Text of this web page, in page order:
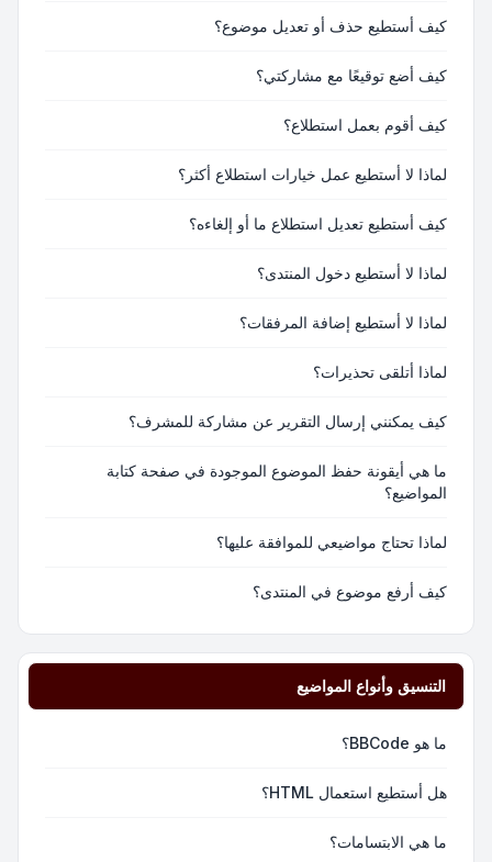
كيف أستطيع حذف أو تعديل موضوع؟
كيف أضع توقيعًا مع مشاركتي؟
كيف أقوم بعمل استطلاع؟
لماذا لا أستطيع عمل خيارات استطلاع أكثر؟
كيف أستطيع تعديل استطلاع ما أو إلغاءه؟
لماذا لا أستطيع دخول المنتدى؟
لماذا لا أستطيع إضافة المرفقات؟
لماذا أتلقى تحذيرات؟
كيف يمكنني إرسال التقرير عن مشاركة للمشرف؟
ما هي أيقونة حفظ الموضوع الموجودة في صفحة كتابة
المواضيع؟
لماذا تحتاج مواضيعي للموافقة عليها؟
كيف أرفع موضوع في المنتدى؟
التنسيق وأنواع المواضيع
ما هو BBCode؟
هل أستطيع استعمال HTML؟
ما هي الابتسامات؟